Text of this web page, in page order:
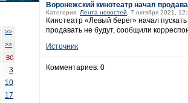
>>
>>
вс
3
10
17
Воронежский кинотеатр начал
Категория: Лента новостей , 7 октября 2021,
Кинотеатр «Левый берег» начал
продавать не будут, сообщили
Источник
Комментариев: 0